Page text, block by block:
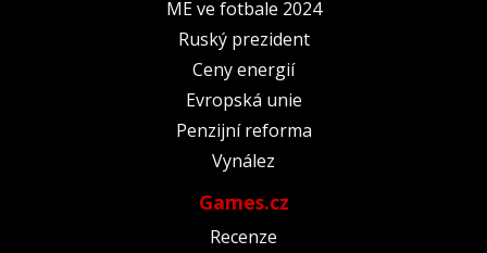
ME ve fotbale 2024
Ruský prezident
Ceny energií
Evropská unie
Penzijní reforma
Vynález
Games.cz
Recenze